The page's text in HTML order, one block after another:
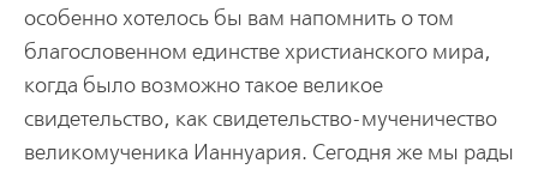
особенно хотелось бы вам напомнить о том
благословенном единстве христианского мира,
когда было возможно такое великое
свидетельство, как свидетельство-мученичество
великомученика Ианнуария. Сегодня же мы рады